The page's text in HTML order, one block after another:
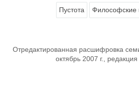
Пустота Философские
Отредактированная расшифровка
октябрь 2007 г., редакция